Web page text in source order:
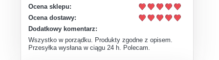
Ocena sklepu:
Ocena dostawy:
Dodatkowy komentarz:
Wszystko w porządku. Produkty zgodne z opisem.
Przesyłka wysłana w ciągu 24 h. Polecam.